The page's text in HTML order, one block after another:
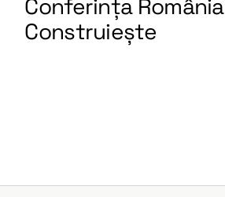
Conferința România
Construiește